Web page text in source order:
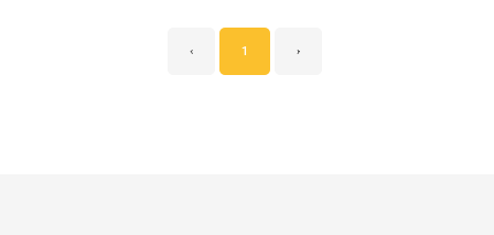
‹ 1 ›